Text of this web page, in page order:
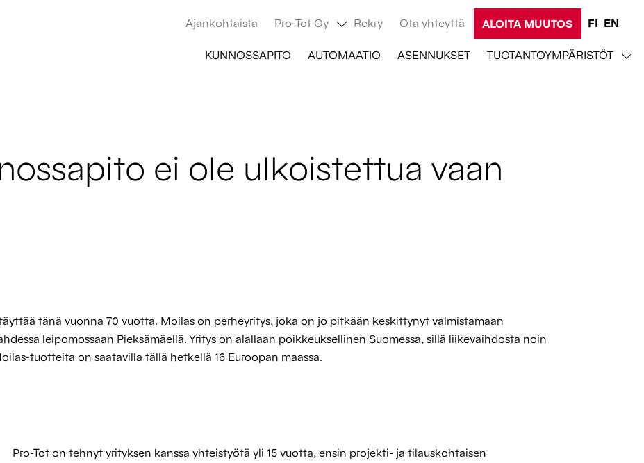
Ajankohtaista Pro-Tot Oy Rekry Ota yhteyttä ALOITA MUUTOS FI EN
KUNNOSSAPITO AUTOMAATIO ASENNUKSET TUOTANTOYMPÄRISTÖT
ei ole ulkoistettua vaan
tänä vuonna 70 vuotta. Moilas on perheyritys, joka on jo pitkään keskittynyt valmistamaan
leipomossaan Pieksämäellä. Yritys on alallaan poikkeuksellinen Suomessa, sillä liikevaihdosta noin
tuotteita on saatavilla tällä hetkellä 16 Euroopan maassa.
Pro-Tot on tehnyt yrityksen kanssa yhteistyötä yli 15 vuotta, ensin projekti- ja tilauskohtaisen